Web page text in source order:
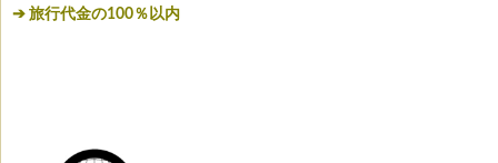
➔ 旅行代金の100％以内